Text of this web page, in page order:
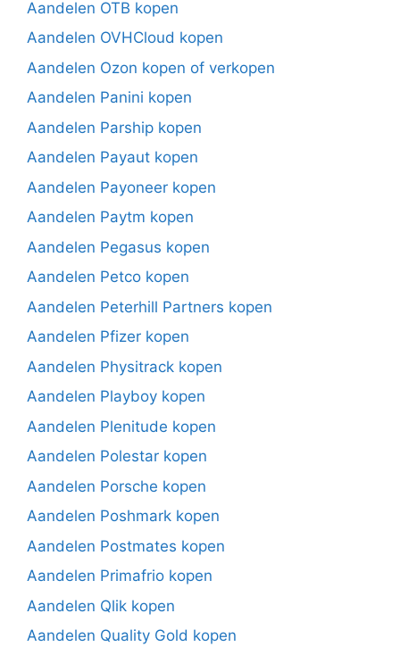
Aandelen OTB kopen
Aandelen OVHCloud kopen
Aandelen Ozon kopen of verkopen
Aandelen Panini kopen
Aandelen Parship kopen
Aandelen Payaut kopen
Aandelen Payoneer kopen
Aandelen Paytm kopen
Aandelen Pegasus kopen
Aandelen Petco kopen
Aandelen Peterhill Partners kopen
Aandelen Pfizer kopen
Aandelen Physitrack kopen
Aandelen Playboy kopen
Aandelen Plenitude kopen
Aandelen Polestar kopen
Aandelen Porsche kopen
Aandelen Poshmark kopen
Aandelen Postmates kopen
Aandelen Primafrio kopen
Aandelen Qlik kopen
Aandelen Quality Gold kopen